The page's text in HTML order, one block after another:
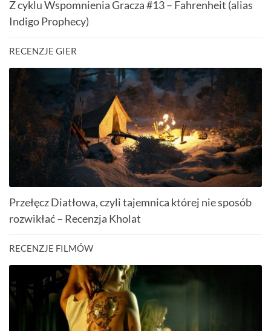
Z cyklu Wspomnienia Gracza #13 – Fahrenheit (alias
Indigo Prophecy)
RECENZJE GIER
Przełęcz Diatłowa, czyli tajemnica której nie sposób
rozwikłać – Recenzja Kholat
RECENZJE FILMÓW